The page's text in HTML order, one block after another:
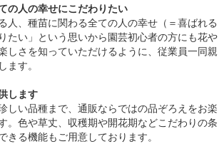
の人の幸せにこだわりたい
人、種苗に関わる全ての人の幸せ（＝喜ばれる
たい」 という思いから園芸初心者の方にも花や
しさを知っていただけるように、従業員一同親
ます。
します
しい品種まで、通販ならではの品ぞろえをお楽
。色や草丈、収穫期や開花期などこだわりの条
きる機能もご用意しております。